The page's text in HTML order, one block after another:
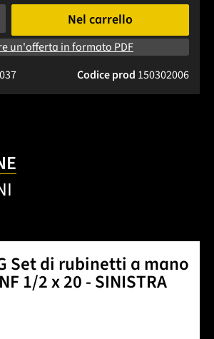
inserisci la quantità desiderata o
Nel carrello
un'offerta in formato PDF
Codice prod 150302006
Set di rubinetti a mano
1/2 x 20 - SINISTRA